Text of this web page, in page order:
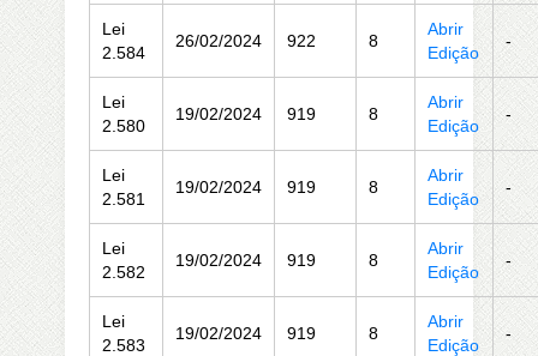
Lei
2.584
26/02/2024 922 8
Abrir
Edição
-
Lei
2.580
19/02/2024 919 8
Abrir
Edição
-
Lei
2.581
19/02/2024 919 8
Abrir
Edição
-
Lei
2.582
19/02/2024 919 8
Abrir
Edição
-
Lei
2.583
19/02/2024 919 8
Abrir
Edição
-